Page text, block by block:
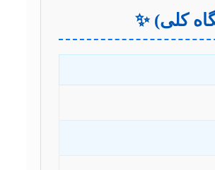
کلی) ✨